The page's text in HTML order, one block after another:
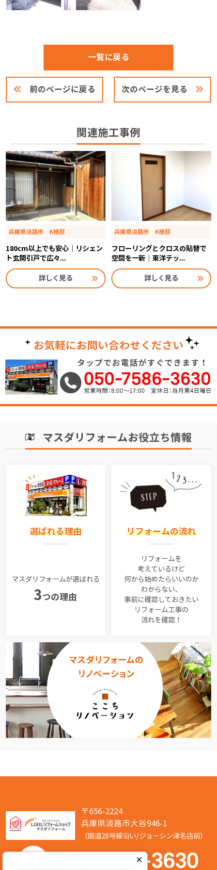
前のページに戻る
一覧に戻る
次のページを見る
関連施工事例
兵庫県淡路市 K様邸
180cm以上でも安心｜リシェン
ト玄関引戸で広々...
詳しく見る
兵庫県淡路市 K様邸
フローリングとクロスの貼替で
空間を一新｜東洋テッ...
詳しく見る
マスダリフォームお役立ち情報
選ばれる理由
マスダリフォームが選ばれる
3つの理由
リフォームの流れ
リフォームを
考えているけど
何から始めたらいいのか
わからない、
事前に確認しておきたい
リフォーム工事の
流れを確認！
〒656-2224
兵庫県淡路市大谷946-1
（国道28号線沿い/ジョーシン津名店前）
050-7586-3630
×